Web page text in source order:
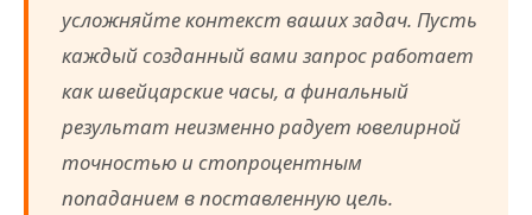
усложняйте контекст ваших задач. Пусть
каждый созданный вами запрос работает
как швейцарские часы, а финальный
результат неизменно радует ювелирной
точностью и стопроцентным
попаданием в поставленную цель.